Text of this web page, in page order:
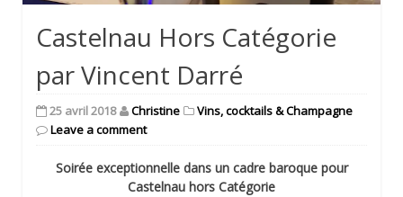
Castelnau Hors Catégorie
par Vincent Darré
25 avril 2018 Christine
Vins, cocktails & Champagne
Leave a comment
Soirée exceptionnelle dans un cadre baroque pour
Castelnau hors Catégorie